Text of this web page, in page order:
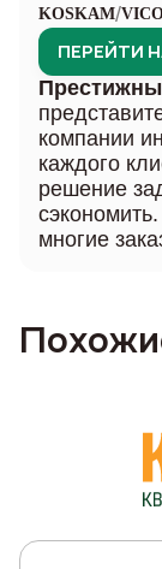
KOSKAM/
ПЕРЕЙТИ
компании
каждого
решение
многие